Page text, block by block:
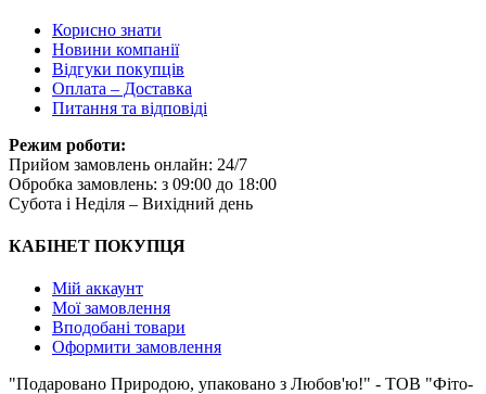
Корисно знати
Новини компанії
Відгуки покупців
Оплата – Доставка
Питання та відповіді
Режим роботи:
Прийом замовлень онлайн: 24/7
Обробка замовлень: з 09:00 до 18:00
Субота i Неділя – Вихідний день
КАБІНЕТ ПОКУПЦЯ
Мій аккаунт
Мої замовлення
Вподобані товари
Оформити замовлення
"Подаровано Природою, упаковано з Любов'ю!" - ТОВ "Фіто-